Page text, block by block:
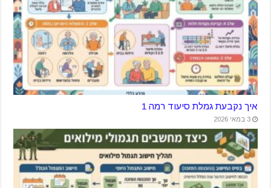
איך נקבעת גמלת סיעוד רמה 1
3 במאי 2026